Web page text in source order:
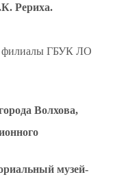
Рериха.
филиалы ГБУК ЛО
Волхова,
музей-